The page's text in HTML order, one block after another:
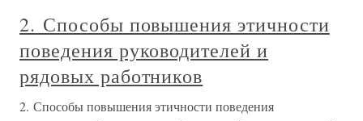
2. Способы повышения этичности
поведения руководителей и
рядовых работников
2. Способы повышения этичности поведения